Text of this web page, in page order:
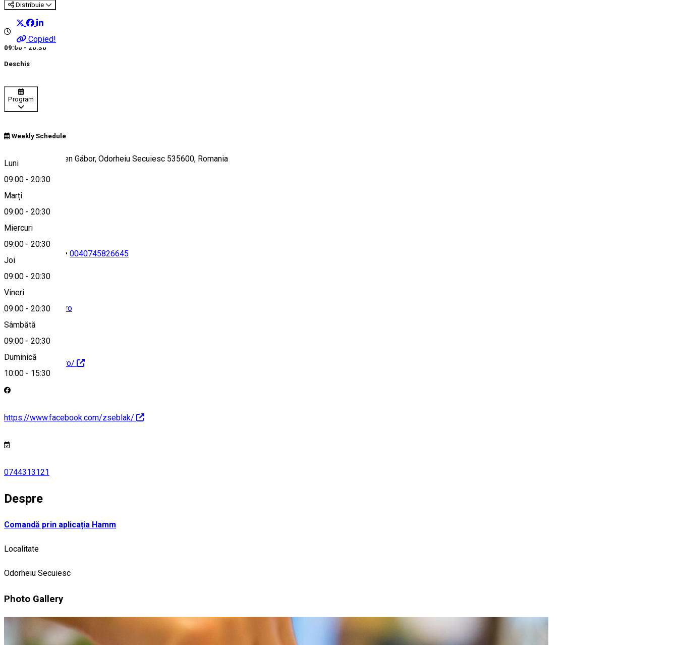
Distribuie
Copied!
09:00 - 20:30
Deschis
Program
Weekly Schedule
Luni
09:00 - 20:30
Marți
09:00 - 20:30
Miercuri
09:00 - 20:30
Joi
09:00 - 20:30
Vineri
09:00 - 20:30
Sâmbătă
09:00 - 20:30
Duminică
10:00 - 15:30
108, Strada Bethlen Gábor, Odorheiu Secuiesc 535600, Romania
Hartă
• 0040745826645
jatszohaz@zseb.ro
http://www.zseb.ro/
https://www.facebook.com/zseblak/
0744313121
Despre
Comandă prin aplicația Hamm
Localitate
Odorheiu Secuiesc
Photo Gallery